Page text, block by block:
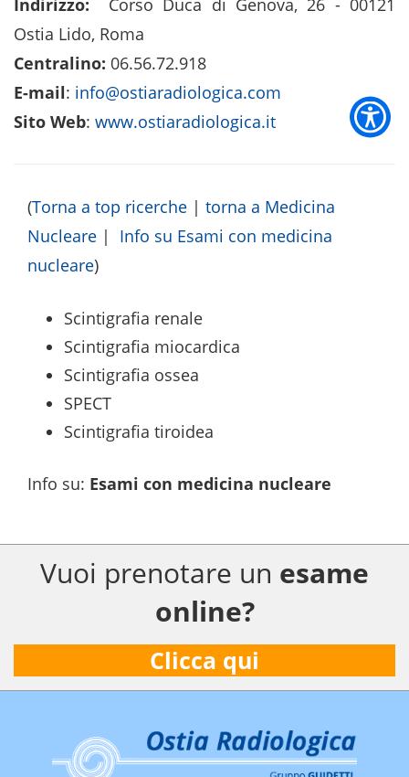
Indirizzo: Corso Duca di Genova, 26 - 00121
Ostia Lido, Roma
Centralino: 06.56.72.918
E-mail: info@ostiaradiologica.com
Sito Web: www.ostiaradiologica.it
(Torna a top ricerche | torna a Medicina
Nucleare | Info su Esami con medicina
nucleare)
Scintigrafia renale
Scintigrafia miocardica
Scintigrafia ossea
SPECT
Scintigrafia tiroidea
Info su: Esami con medicina nucleare
Vuoi prenotare un esame
online?
Clicca qui